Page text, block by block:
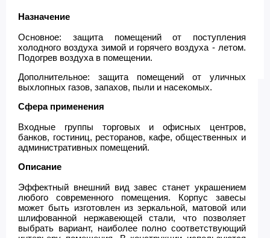
Назначение
Основное: защита помещений от поступления
холодного воздуха зимой и горячего воздуха - летом.
Подогрев воздуха в помещении.
Дополнительное: защита помещений от уличных
выхлопных газов, запахов, пыли и насекомых.
Сфера применения
Входные группы торговых и офисных центров,
банков, гостиниц, ресторанов, кафе, общественных и
административных помещений.
Описание
Эффектный внешний вид завес станет украшением
любого современного помещения. Корпус завесы
может быть изготовлен из зеркальной, матовой или
шлифованной нержавеющей стали, что позволяет
выбрать вариант, наиболее полно соответствующий